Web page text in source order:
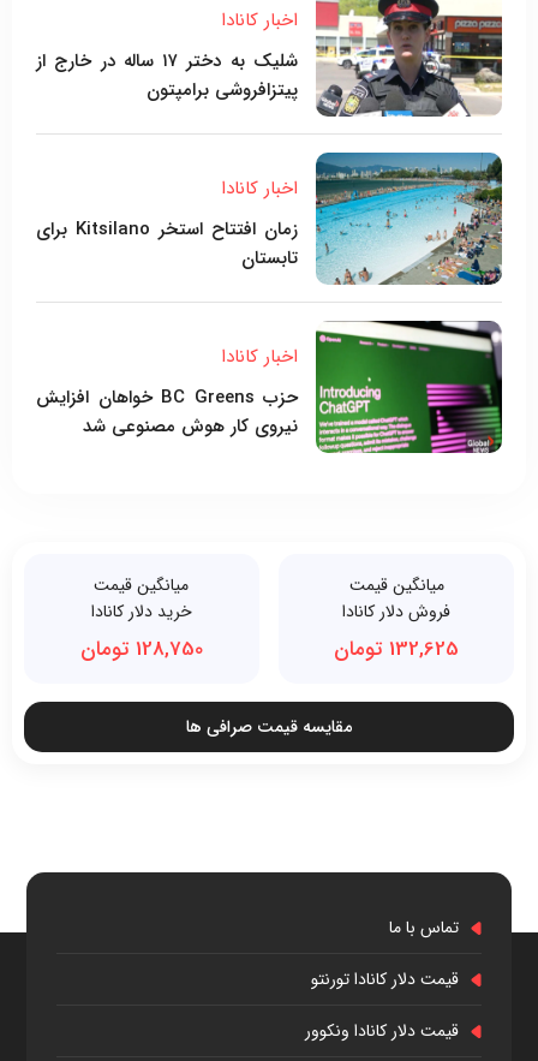
اخبار کانادا
شلیک به دختر ۱۷ ساله در خارج از
پیتزافروشی برامپتون
اخبار کانادا
زمان افتتاح استخر Kitsilano برای
تابستان
اخبار کانادا
حزب BC Greens خواهان افزایش
نیروی کار هوش مصنوعی شد
میانگین قیمت
فروش دلار کانادا
132,625 تومان
میانگین قیمت
خرید دلار کانادا
128,750 تومان
مقایسه قیمت صرافی ها
تماس با ما
قیمت دلار کانادا تورنتو
قیمت دلار کانادا ونکوور